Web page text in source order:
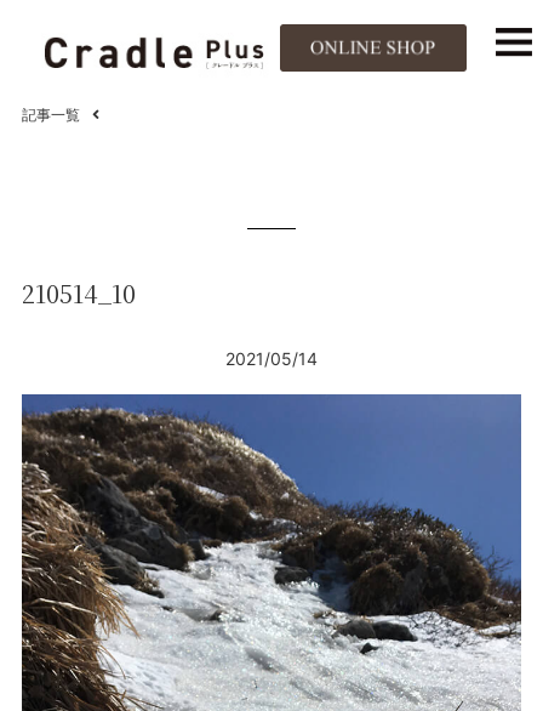
記事一覧
210514_10
2021/05/14